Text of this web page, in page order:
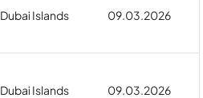
Dubai Islands 09.03.2026
Dubai Islands 09.03.2026